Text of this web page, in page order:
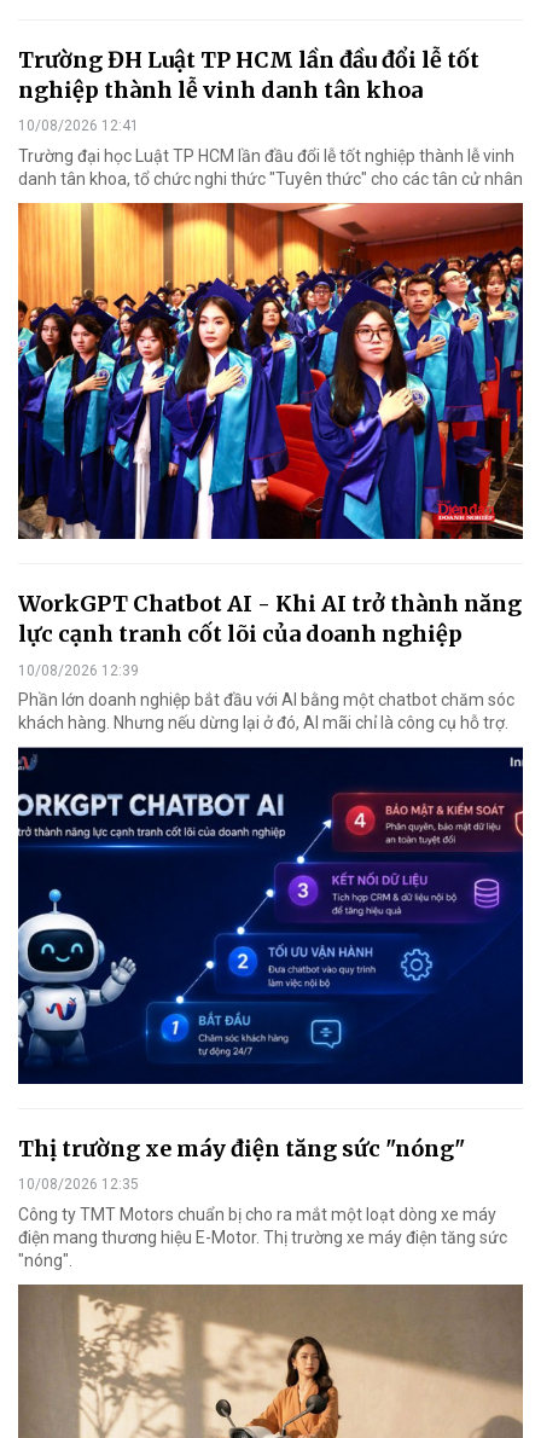
Trường ĐH Luật TP HCM lần đầu đổi lễ tốt
nghiệp thành lễ vinh danh tân khoa
10/08/2026 12:41
Trường đại học Luật TP HCM lần đầu đổi lễ tốt nghiệp thành lễ vinh
danh tân khoa, tổ chức nghi thức "Tuyên thức" cho các tân cử nhân
WorkGPT Chatbot AI - Khi AI trở thành năng
lực cạnh tranh cốt lõi của doanh nghiệp
10/08/2026 12:39
Phần lớn doanh nghiệp bắt đầu với AI bằng một chatbot chăm sóc
khách hàng. Nhưng nếu dừng lại ở đó, AI mãi chỉ là công cụ hỗ trợ.
Thị trường xe máy điện tăng sức "nóng"
10/08/2026 12:35
Công ty TMT Motors chuẩn bị cho ra mắt một loạt dòng xe máy
điện mang thương hiệu E-Motor. Thị trường xe máy điện tăng sức
"nóng".